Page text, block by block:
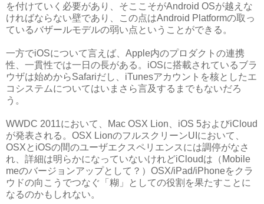
を付けていく必要があり、そここそがAndroid OSが越えな
ければならない壁であり、この点はAndroid Platformの取っ
ているバザールモデルの弱い点ということができる。
一方でiOSについて言えば、Apple内のプロダクトの連携
性、一貫性では一日の長がある。iOSに搭載されているブラ
ウザは始めからSafariだし、iTunesアカウントを核としたエ
コシステムについてはいまさら言及するまでもないだろ
う。
WWDC 2011において、Mac OSX Lion、iOS 5およびiCloud
が発表される。OSX LionのフルスクリーンUIにおいて、
OSXとiOSの間のユーザエクスペリエンスには調停がなさ
れ、詳細は明らかになっていないけれどiCloudは（Mobile
meのバージョンアップとして？）OSX/iPad/iPhoneをクラ
ウドの向こうでつなぐ「糊」としての役割を果たすことに
なるのかもしれない。